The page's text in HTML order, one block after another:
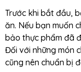
Trước khi bắt đầu,
ăn. Nếu bạn muốn
bảo thực phẩm đã
Đối với những món
cũng nên chuẩn bị